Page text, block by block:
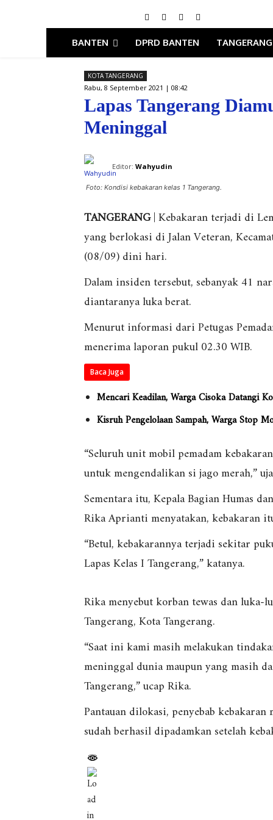
BANTEN DPRD BANTEN TANGERANG
KOTA TANGERANG
Rabu, 8 September 2021 | 08:42
Lapas Tangerang
Meninggal
Editor: Wahyudin
Foto: Kondisi kebakaran kelas 1 Tangerang.
TANGERANG| Kebakaran terjadi di
yang berlokasi di Jalan Veteran,
(08/09) dini hari.
Dalam insiden tersebut, sebanyak 41
diantaranya luka berat.
Menurut informasi dari Petugas
menerima laporan pukul 02.30 WIB.
Baca Juga
Mencari Keadilan, Warga Cisoka Datangi
Kisruh Pengelolaan Sampah, Warga Stop
“Seluruh unit mobil pemadam
untuk mengendalikan si jago merah,”
Sementara itu, Kepala Bagian Humas
Rika Aprianti menyatakan, kebakaran
“Betul, kebakarannya terjadi sekitar
Lapas Kelas I Tangerang,” katanya.
Rika menyebut korban tewas dan luka-
Tangerang, Kota Tangerang.
“Saat ini kami masih melakukan
meninggal dunia maupun yang masih
Tangerang,” ucap Rika.
Pantauan dilokasi, penyebab
sudah berhasil dipadamkan setelah